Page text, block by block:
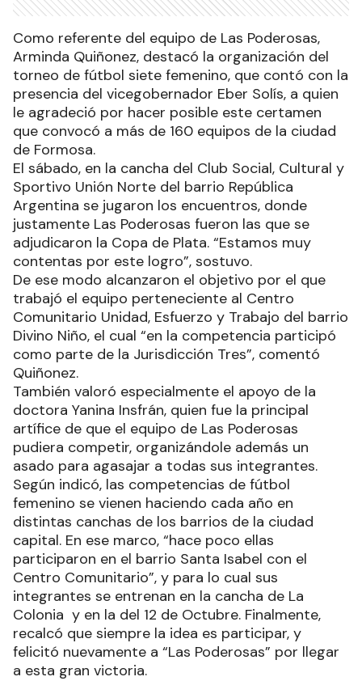
Como referente del equipo de Las Poderosas,
Arminda Quiñonez, destacó la organización del
torneo de fútbol siete femenino, que contó con la
presencia del vicegobernador Eber Solís, a quien
le agradeció por hacer posible este certamen
que convocó a más de 160 equipos de la ciudad
de Formosa.
El sábado, en la cancha del Club Social, Cultural y
Sportivo Unión Norte del barrio República
Argentina se jugaron los encuentros, donde
justamente Las Poderosas fueron las que se
adjudicaron la Copa de Plata. “Estamos muy
contentas por este logro”, sostuvo.
De ese modo alcanzaron el objetivo por el que
trabajó el equipo perteneciente al Centro
Comunitario Unidad, Esfuerzo y Trabajo del barrio
Divino Niño, el cual “en la competencia participó
como parte de la Jurisdicción Tres”, comentó
Quiñonez.
También valoró especialmente el apoyo de la
doctora Yanina Insfrán, quien fue la principal
artífice de que el equipo de Las Poderosas
pudiera competir, organizándole además un
asado para agasajar a todas sus integrantes.
Según indicó, las competencias de fútbol
femenino se vienen haciendo cada año en
distintas canchas de los barrios de la ciudad
capital. En ese marco, “hace poco ellas
participaron en el barrio Santa Isabel con el
Centro Comunitario”, y para lo cual sus
integrantes se entrenan en la cancha de La
Colonia y en la del 12 de Octubre. Finalmente,
recalcó que siempre la idea es participar, y
felicitó nuevamente a “Las Poderosas” por llegar
a esta gran victoria.